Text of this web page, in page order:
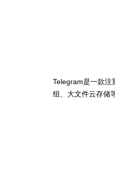
Telegram是一款注
组、大文件云存储